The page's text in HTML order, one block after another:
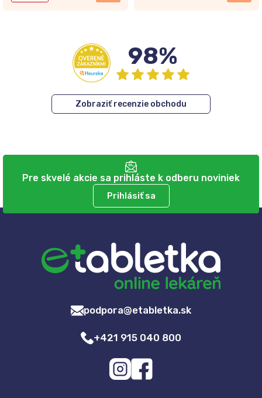
98%
Zobraziť recenzie obchodu
Pre skvelé akcie sa prihláste k odberu noviniek
Prihlásiť sa
podpora@etabletka.sk
+421 915 040 800